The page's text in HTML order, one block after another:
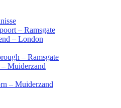
– Ramsgate
– London
– Ramsgate
Muiderzand
– Muiderzand